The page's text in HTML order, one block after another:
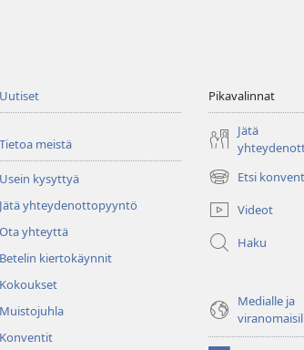
Uutiset
Tietoa meistä
Usein kysyttyä
Jätä yhteydenottopyyntö
Ota yhteyttä
Betelin kiertokäynnit
Kokoukset
Muistojuhla
Konventit
Pikavalinnat
Jätä
Etsi
(avaa
uuden
ikkunan)
Videot
Haku
Medialle ja